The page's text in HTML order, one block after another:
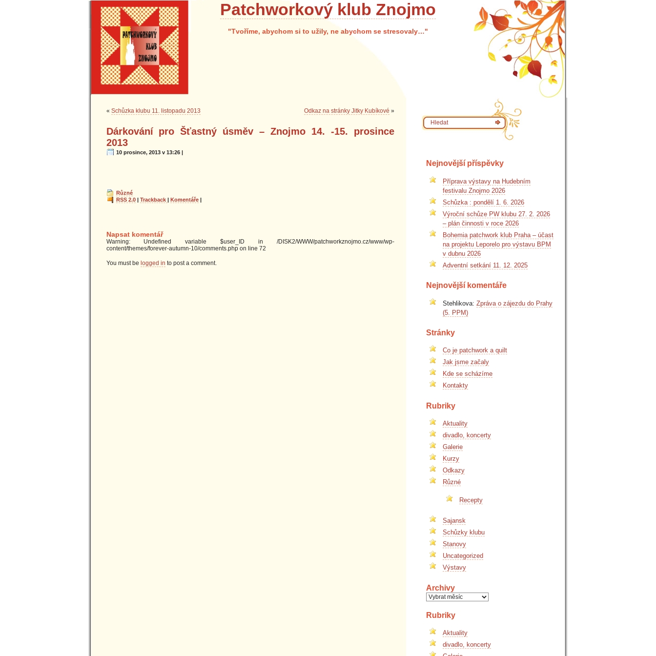
Patchworkový klub Znojmo
"Tvoříme, abychom si to užily, ne abychom se stresovaly…"
« Schůzka klubu 11. listopadu 2013 Odkaz na stránky Jitky Kubíkové »
Dárkování pro Šťastný úsměv – Znojmo 14. -15. prosince
2013
10 prosince, 2013 v 13:26 |
Různé
RSS 2.0| Trackback | Komentáře|
Napsat komentář
Warning: Undefined variable $user_ID in /DISK2/WWW/patchworkznojmo.cz/www/wp-
content/themes/forever-autumn-10/comments.php on line 72
You must be logged in to post a comment.
Nejnovější příspěvky
Příprava výstavy na Hudebním
festivalu Znojmo 2026
Schůzka : pondělí 1. 6. 2026
Výroční schůze PW klubu 27. 2. 2026
– plán činnosti v roce 2026
Bohemia patchwork klub Praha – účast
na projektu Leporelo pro výstavu BPM
v dubnu 2026
Adventní setkání 11. 12. 2025
Nejnovější komentáře
Stehlikova: Zpráva o zájezdu do Prahy
(5. PPM)
Stránky
Co je patchwork a quilt
Jak jsme začaly
Kde se scházíme
Kontakty
Rubriky
Aktuality
divadlo, koncerty
Galerie
Kurzy
Odkazy
Různé
Recepty
Sajansk
Schůzky klubu
Stanovy
Uncategorized
Výstavy
Archivy
Archivy
Rubriky
Aktuality
divadlo, koncerty